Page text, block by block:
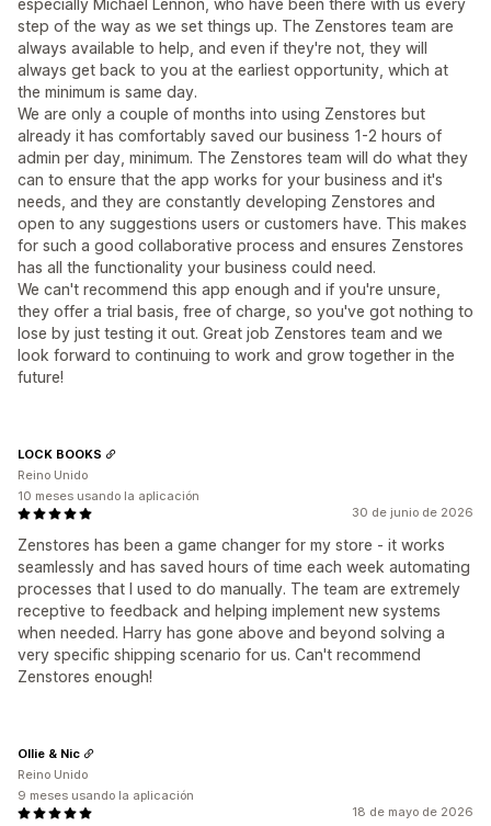
especially Michael Lennon, who have been there with us every
step of the way as we set things up. The Zenstores team are
always available to help, and even if they're not, they will
always get back to you at the earliest opportunity, which at
the minimum is same day.
We are only a couple of months into using Zenstores but
already it has comfortably saved our business 1-2 hours of
admin per day, minimum. The Zenstores team will do what they
can to ensure that the app works for your business and it's
needs, and they are constantly developing Zenstores and
open to any suggestions users or customers have. This makes
for such a good collaborative process and ensures Zenstores
has all the functionality your business could need.
We can't recommend this app enough and if you're unsure,
they offer a trial basis, free of charge, so you've got nothing to
lose by just testing it out. Great job Zenstores team and we
look forward to continuing to work and grow together in the
future!
30 de junio de 2026
Zenstores has been a game changer for my store - it works
seamlessly and has saved hours of time each week automating
processes that I used to do manually. The team are extremely
receptive to feedback and helping implement new systems
when needed. Harry has gone above and beyond solving a
very specific shipping scenario for us. Can't recommend
Zenstores enough!
LOCK BOOKS
Reino Unido
10 meses usando la aplicación
18 de mayo de 2026
Ollie & Nic
Reino Unido
9 meses usando la aplicación